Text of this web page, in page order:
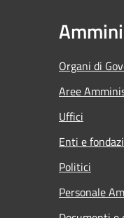
Organi di
Aree
Uffici
Enti e
Politici
Personale